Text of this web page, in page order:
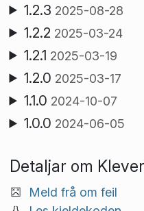
1.2.3 2025-08-28
1.2.2 2025-03-24
1.2.1 2025-03-19
1.2.0 2025-03-17
1.1.0 2024-10-07
1.0.0 2024-06-05
Detaljar om
Meld frå om feil